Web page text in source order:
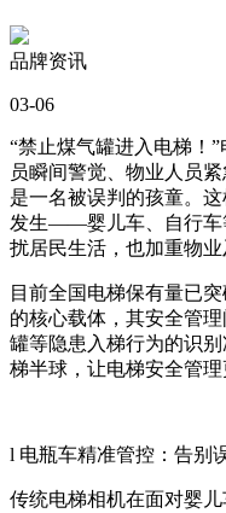
品牌资讯
03-06
“禁止煤气罐进入电梯！
员瞬间警觉、物业人员
是一名被误判的孩童。
发生——婴儿车、自行车
扰居民生活，也加重物
目前全国电梯保有量已
的核心载体，其安全管
罐等隐患入梯行为的识
梯半球，让电梯安全管理
l 电瓶车精准管控：告别
传统电梯相机在面对婴